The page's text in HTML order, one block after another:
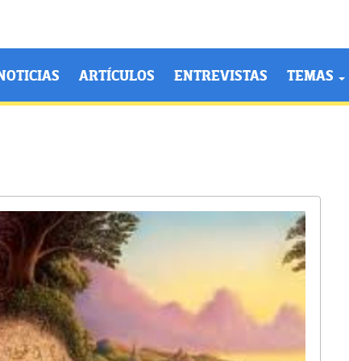
ARTÍCULOS ENTREVISTAS TEMAS